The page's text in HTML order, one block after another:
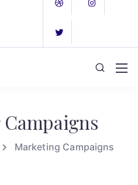
Marketing Campaigns